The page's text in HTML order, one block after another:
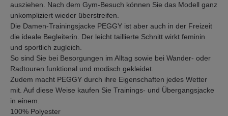
ausziehen. Nach dem Gym-Besuch können Sie das Modell ganz
unkompliziert wieder überstreifen.
Die Damen-Trainingsjacke PEGGY ist aber auch in der Freizeit
die ideale Begleiterin. Der leicht taillierte Schnitt wirkt feminin
und sportlich zugleich.
So sind Sie bei Besorgungen im Alltag sowie bei Wander- oder
Radtouren funktional und modisch gekleidet.
Zudem macht PEGGY durch ihre Eigenschaften jedes Wetter
mit. Auf diese Weise kaufen Sie Trainings- und Übergangsjacke
in einem.
100% Polyester